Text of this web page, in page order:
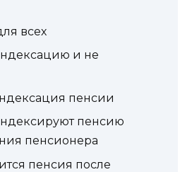
всех
и не
пенсии
пенсию
пенсионера
пенсия после